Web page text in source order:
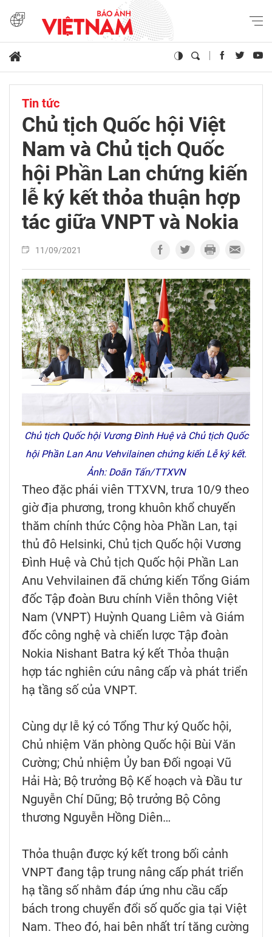
Tin tức
Chủ tịch Quốc hội Việt
Nam và Chủ tịch Quốc
hội Phần Lan chứng kiến
lễ ký kết thỏa thuận hợp
tác giữa VNPT và Nokia
11/09/2021
Chủ tịch Quốc hội Vương Đình Huệ và Chủ tịch Quốc
hội Phần Lan Anu Vehvilainen chứng kiến Lễ ký kết.
Ảnh: Doãn Tấn/TTXVN
Theo đặc phái viên TTXVN, trưa 10/9 theo
giờ địa phương, trong khuôn khổ chuyến
thăm chính thức Cộng hòa Phần Lan, tại
thủ đô Helsinki, Chủ tịch Quốc hội Vương
Đình Huệ và Chủ tịch Quốc hội Phần Lan
Anu Vehvilainen đã chứng kiến Tổng Giám
đốc Tập đoàn Bưu chính Viễn thông Việt
Nam (VNPT) Huỳnh Quang Liêm và Giám
đốc công nghệ và chiến lược Tập đoàn
Nokia Nishant Batra ký kết Thỏa thuận
hợp tác nghiên cứu nâng cấp và phát triển
hạ tầng số của VNPT.
Cùng dự lễ ký có Tổng Thư ký Quốc hội,
Chủ nhiệm Văn phòng Quốc hội Bùi Văn
Cường; Chủ nhiệm Ủy ban Đối ngoại Vũ
Hải Hà; Bộ trưởng Bộ Kế hoạch và Đầu tư
Nguyễn Chí Dũng; Bộ trưởng Bộ Công
thương Nguyễn Hồng Diên…
Thỏa thuận được ký kết trong bối cảnh
VNPT đang tập trung nâng cấp phát triển
hạ tầng số nhằm đáp ứng nhu cầu cấp
bách trong chuyển đổi số quốc gia tại Việt
Nam. Theo đó, hai bên nhất trí tăng cường